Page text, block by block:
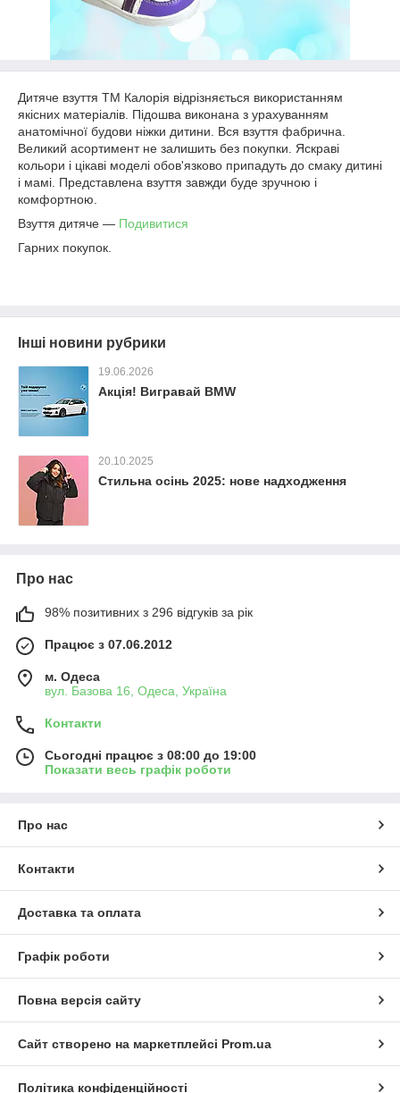
Дитяче взуття ТМ Калорія відрізняється використанням
якісних матеріалів. Підошва виконана з урахуванням
анатомічної будови ніжки дитини. Вся взуття фабрична.
Великий асортимент не залишить без покупки. Яскраві
кольори і цікаві моделі обов'язково припадуть до смаку дитині
і мамі. Представлена взуття завжди буде зручною і
комфортною.
Взуття дитяче ― Подивитися
Гарних покупок.
Інші новини рубрики
19.06.2026
Акція! Вигравай BMW
20.10.2025
Стильна осінь 2025: нове надходження
Про нас
98% позитивних з 296 відгуків за рік
Працює з 07.06.2012
м. Одеса
вул. Базова 16, Одеса, Україна
Контакти
Сьогодні працює з 08:00 до 19:00
Показати весь графік роботи
Про нас
Контакти
Доставка та оплата
Графік роботи
Повна версія сайту
Сайт створено на маркетплейсі Prom.ua
Політика конфіденційності